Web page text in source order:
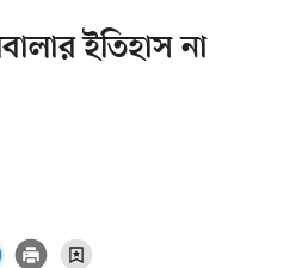
ইতিহাস না